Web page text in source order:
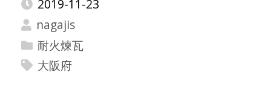
2019-11-23
nagajis
耐火煉瓦
大阪府